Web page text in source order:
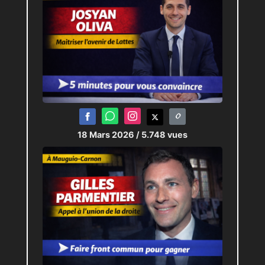
18 Mars 2026 / 5.748 vues